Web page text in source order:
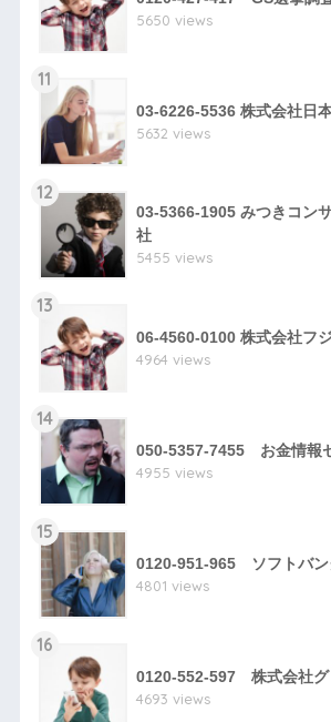
5650 views
11
03-6226-5536 株式会社日
5632 views
12
03-5366-1905 みつきコン
社
5455 views
13
06-4560-0100 株式会社フ
4964 views
14
050-5357-7455 お金情報
4955 views
15
0120-951-965 ソフトバン
4801 views
16
0120-552-597 株式会社グ
4693 views